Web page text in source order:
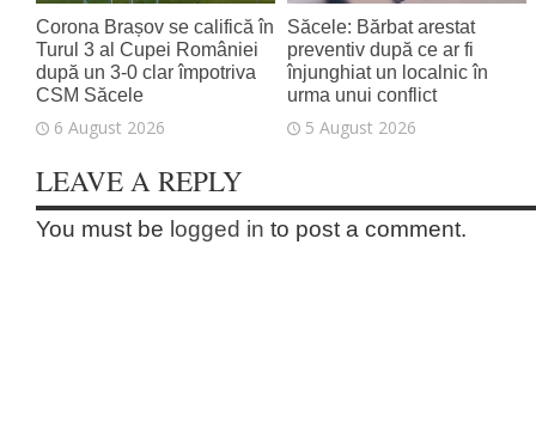
Corona Brașov se califică în
Turul 3 al Cupei României
după un 3-0 clar împotriva
CSM Săcele
6 August 2026
Săcele: Bărbat arestat
preventiv după ce ar fi
înjunghiat un localnic în
urma unui conflict
5 August 2026
LEAVE A REPLY
You must be logged in to post a comment.